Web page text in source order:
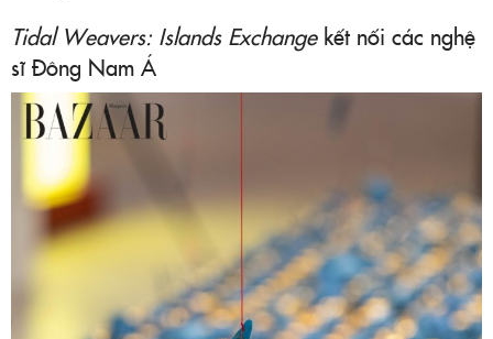
Tidal Weavers: Islands Exchangekết nối các nghệ
sĩ Đông Nam Á